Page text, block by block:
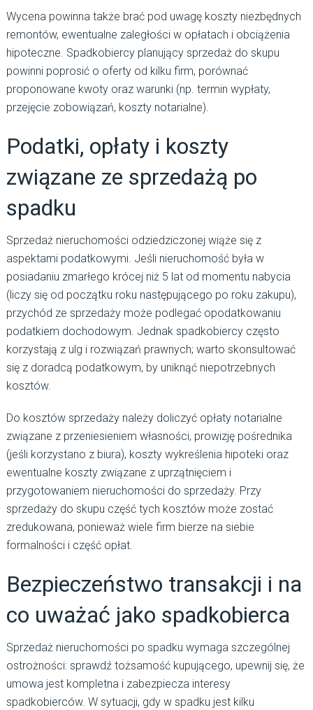
Wycena powinna także brać pod uwagę koszty niezbędnych
remontów, ewentualne zaległości w opłatach i obciążenia
hipoteczne. Spadkobiercy planujący sprzedaż do skupu
powinni poprosić o oferty od kilku firm, porównać
proponowane kwoty oraz warunki (np. termin wypłaty,
przejęcie zobowiązań, koszty notarialne).
Podatki, opłaty i koszty
związane ze sprzedażą po
spadku
Sprzedaż nieruchomości odziedziczonej wiąże się z
aspektami podatkowymi. Jeśli nieruchomość była w
posiadaniu zmarłego krócej niż 5 lat od momentu nabycia
(liczy się od początku roku następującego po roku zakupu),
przychód ze sprzedaży może podlegać opodatkowaniu
podatkiem dochodowym. Jednak spadkobiercy często
korzystają z ulg i rozwiązań prawnych; warto skonsultować
się z doradcą podatkowym, by uniknąć niepotrzebnych
kosztów.
Do kosztów sprzedaży należy doliczyć opłaty notarialne
związane z przeniesieniem własności, prowizję pośrednika
(jeśli korzystano z biura), koszty wykreślenia hipoteki oraz
ewentualne koszty związane z uprzątnięciem i
przygotowaniem nieruchomości do sprzedaży. Przy
sprzedaży do skupu część tych kosztów może zostać
zredukowana, ponieważ wiele firm bierze na siebie
formalności i część opłat.
Bezpieczeństwo transakcji i na
co uważać jako spadkobierca
Sprzedaż nieruchomości po spadku wymaga szczególnej
ostrożności: sprawdź tożsamość kupującego, upewnij się, że
umowa jest kompletna i zabezpiecza interesy
spadkobierców. W sytuacji, gdy w spadku jest kilku